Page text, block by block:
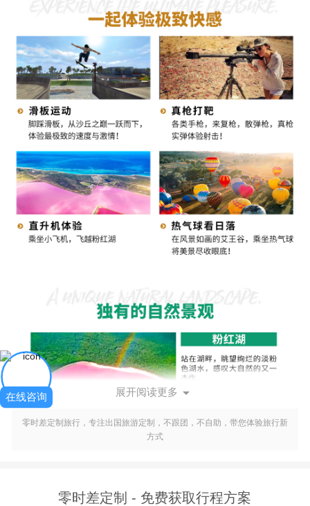
展开阅读更多 
零时差定制旅行，专注出国旅游定制，不跟团，不自助，带您体验旅行新
方式
零时差定制 - 免费获取行程方案
在线咨询